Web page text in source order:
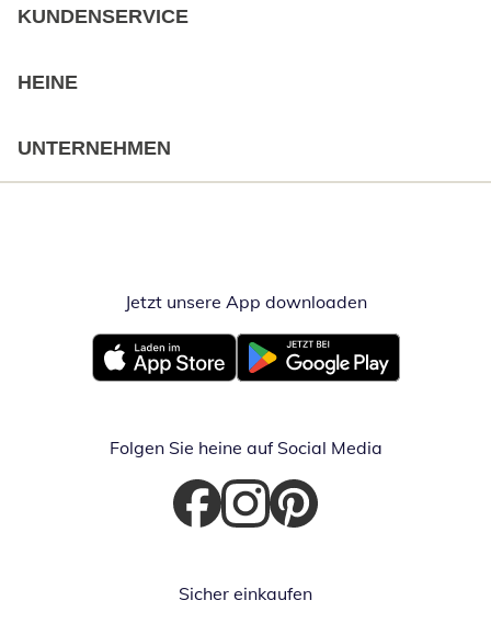
KUNDENSERVICE
HEINE
UNTERNEHMEN
Jetzt unsere App downloadenÖffnet in
Öffnet in neuem FensterÖffnet in neuem Fenster
Folgen Sie heine auf Social Media
Öffnet in neuem Fenster
Öffnet in neuem Fenster
Öffnet in neuem Fenster
Sicher einkaufen